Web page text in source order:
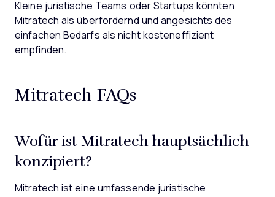
Kleine juristische Teams oder Startups könnten
Mitratech als überfordernd und angesichts des
einfachen Bedarfs als nicht kosteneffizient
empfinden.
Mitratech FAQs
Wofür ist Mitratech hauptsächlich
konzipiert?
Mitratech ist eine umfassende juristische